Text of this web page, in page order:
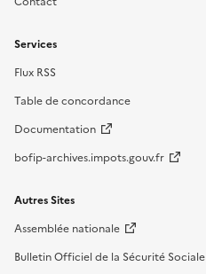
Services
Flux RSS
Table de concordance
Documentation
bofip-archives.impots.gouv.fr
Autres Sites
Assemblée nationale
Bulletin Officiel de la Sécurité Sociale